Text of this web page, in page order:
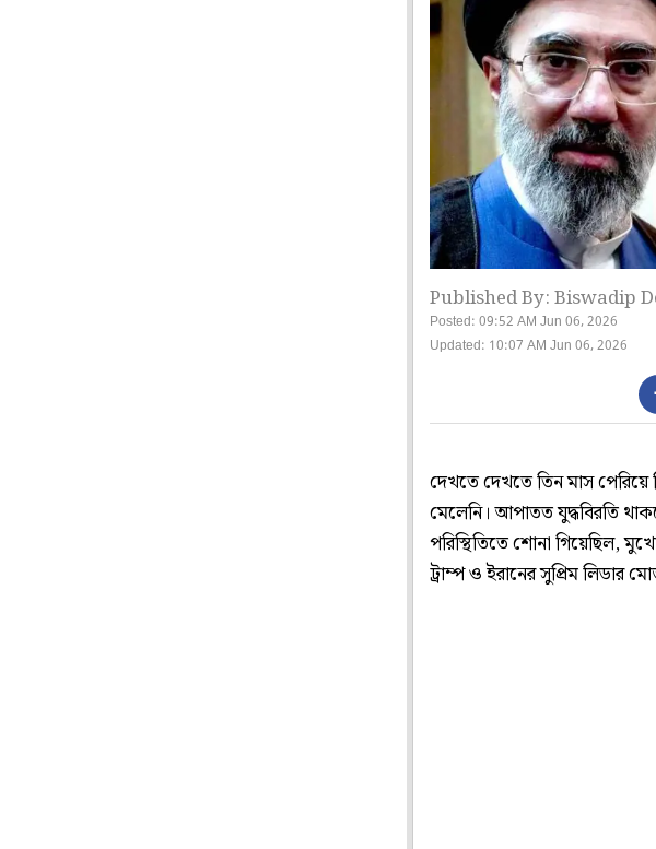
Published By: Biswadip
Posted: 09:52 AM Jun 06, 2026
Updated: 10:07 AM Jun 06, 2026
দেখতে দেখতে তিন মাস পেরিয়ে
মেলেনি। আপাতত যুদ্ধবিরতি
পরিস্থিতিতে শোনা গিয়েছিল,
ট্রাম্প ও ইরানের সুপ্রিম লিডার